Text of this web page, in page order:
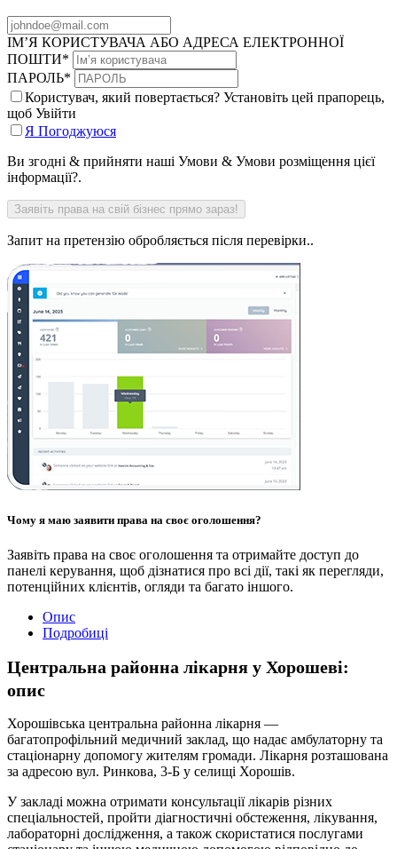
ІМ’Я КОРИСТУВАЧА АБО АДРЕСА ЕЛЕКТРОННОЇ
ПОШТИ*
ПАРОЛЬ*
Користувач, який повертається? Установіть цей прапорець,
щоб Увійти
Я Погоджуюся
Ви згодні & прийняти наші Умови & Умови розміщення цієї
інформації?.
Запит на претензію обробляється після перевірки..
Чому я маю заявити права на своє оголошення?
Заявіть права на своє оголошення та отримайте доступ до
панелі керування, щоб дізнатися про всі дії, такі як перегляди,
потенційних клієнтів, огляди та багато іншого.
Опис
Подробиці
Центральна районна лікарня у Хорошеві:
опис
Хорошівська центральна районна лікарня —
багатопрофільний медичний заклад, що надає амбулаторну та
стаціонарну допомогу жителям громади. Лікарня розташована
за адресою вул. Ринкова, 3-Б у селищі Хорошів.
У закладі можна отримати консультації лікарів різних
спеціальностей, пройти діагностичні обстеження, лікування,
лабораторні дослідження, а також скористатися послугами